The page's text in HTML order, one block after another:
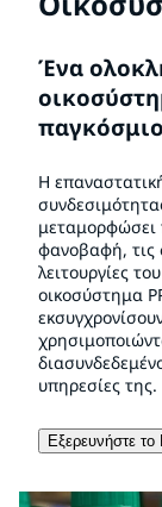
Ένα
Η
μεταμορφώσει
φανοβαφή, τις
λειτουργίες
οικοσύστημα
υπηρεσίες της.
Εξερευνήστε